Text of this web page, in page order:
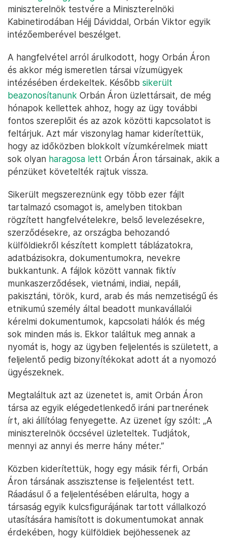
miniszterelnök testvére a Miniszterelnöki
Kabinetirodában Héjj Dáviddal, Orbán Viktor egyik
intézőemberével beszélget.
A hangfelvétel arról árulkodott, hogy Orbán Áron
és akkor még ismeretlen társai vízumügyek
intézésében érdekeltek. Később sikerült
beazonosítanunk Orbán Áron üzlettársait, de még
hónapok kellettek ahhoz, hogy az ügy további
fontos szereplőit és az azok közötti kapcsolatot is
feltárjuk. Azt már viszonylag hamar kiderítettük,
hogy az időközben blokkolt vízumkérelmek miatt
sok olyan haragosa lett Orbán Áron társainak, akik a
pénzüket követelték rajtuk vissza.
Sikerült megszereznünk egy több ezer fájlt
tartalmazó csomagot is, amelyben titokban
rögzített hangfelvételekre, belső levelezésekre,
szerződésekre, az országba behozandó
külföldiekről készített komplett táblázatokra,
adatbázisokra, dokumentumokra, nevekre
bukkantunk. A fájlok között vannak fiktív
munkaszerződések, vietnámi, indiai, nepáli,
pakisztáni, török, kurd, arab és más nemzetiségű és
etnikumú személy által beadott munkavállalói
kérelmi dokumentumok, kapcsolati hálók és még
sok minden más is. Ekkor találtuk meg annak a
nyomát is, hogy az ügyben feljelentés is született, a
feljelentő pedig bizonyítékokat adott át a nyomozó
ügyészeknek.
Megtaláltuk azt az üzenetet is, amit Orbán Áron
társa az egyik elégedetlenkedő iráni partnerének
írt, aki állítólag fenyegette. Az üzenet így szólt: „A
miniszterelnök öccsével üzleteltek. Tudjátok,
mennyi az annyi és merre hány méter.”
Közben kiderítettük, hogy egy másik férfi, Orbán
Áron társának asszisztense is feljelentést tett.
Ráadásul ő a feljelentésében elárulta, hogy a
társaság egyik kulcsfigurájának tartott vállalkozó
utasítására hamisított is dokumentumokat annak
érdekében, hogy külföldiek bejöhessenek az